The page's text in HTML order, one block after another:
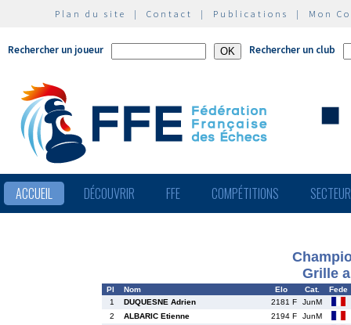
Plan du site | Contact | Publications | Mon
Rechercher un joueur Rechercher un club
ACCUEIL DÉCOUVRIR FFE COMPÉTITIONS
Grille
Pl Nom Elo Cat.
Fede
1
DUQUESNE Adrien 2181 F
JunM
2
ALBARIC Etienne 2194 F
JunM